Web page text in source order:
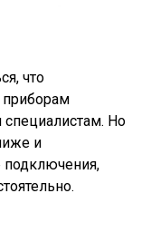
что
Но
и